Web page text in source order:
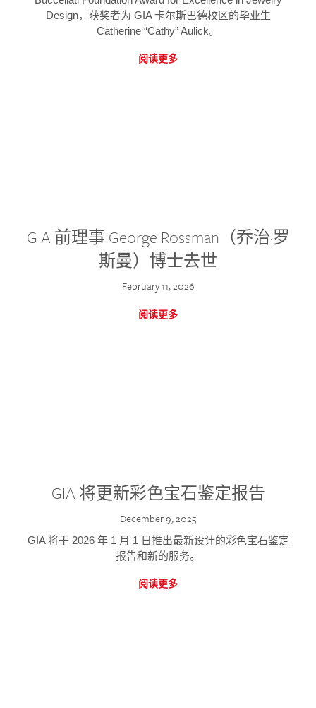
Design，获奖者为 GIA 卡尔斯巴德校区的毕业生
Catherine “Cathy” Aulick。
阅读更多
GIA 前理事 George Rossman（乔治·罗
斯曼）博士去世
February 11, 2026
阅读更多
GIA 将更新彩色宝石鉴定报告
December 9, 2025
GIA 将于 2026 年 1 月 1 日推出最新设计的彩色宝石鉴定
报告和新的服务。
阅读更多